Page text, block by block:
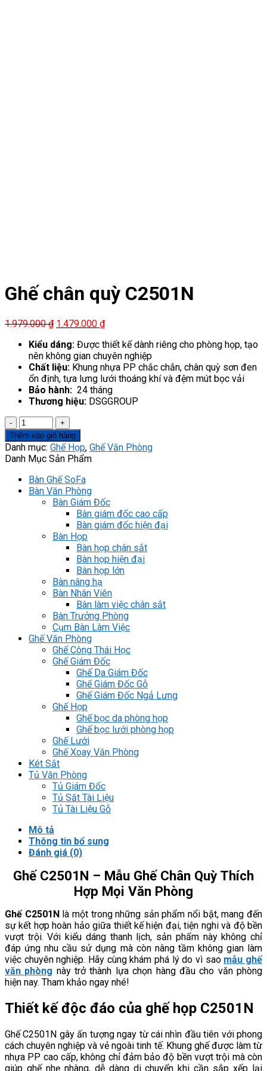
Ghế chân quỳ C2501N
1.979.000₫ Giá
là:
1.979.000 ₫.
1.479.000 ₫Giá
tại
là:
1.479.000 ₫.
Kiểu dáng: Được thiết kế dành riêng cho phòng họp, tạo
nên không gian chuyên nghiệp
Chất liệu: Khung nhựa PP chắc chắn, chân quỳ sơn đen
ổn định, tựa lưng lưới thoáng khí và đệm mút bọc vải
Bảo hành: 24 tháng
Thương hiệu: DSGGROUP
Ghế
chân
quỳ
C2501N
lượng
Thêm vào giỏ hàng
Danh mục: Ghế Họp, Ghế Văn Phòng
Danh Mục Sản Phẩm
Bàn Ghế SoFa
Bàn Văn Phòng
Bàn Giám Đốc
Bàn giám đốc cao cấp
Bàn giám đốc hiện đại​
Bàn Họp
Bàn họp chân sắt
Bàn họp hiện đại
Bàn họp lớn
Bàn nâng hạ
Bàn Nhân Viên
Bàn làm việc chân sắt
Bàn Trưởng Phòng
Cụm Bàn Làm Việc
Ghế Văn Phòng
Ghế Công Thái Học
Ghế Giám Đốc
Ghế Da Giám Đốc
Ghế Giám Đốc Gỗ
Ghế Giám Đốc Ngả Lưng
Ghế Họp
Ghế bọc da phòng họp
Ghế bọc lưới phòng họp
Ghế Lưới
Ghế Xoay Văn Phòng
Két Sắt
Tủ Văn Phòng
Tủ Giám Đốc
Tủ Sắt Tài Liệu
Tủ Tài Liệu Gỗ
Mô tả
Thông tin bổ sung
Đánh giá (0)
Ghế C2501N – Mẫu Ghế Chân Quỳ Thích
Hợp Mọi Văn Phòng
Ghế C2501Nlà một trong những sản phẩm nổi bật, mang đến
sự kết hợp hoàn hảo giữa thiết kế hiện đại, tiện nghi và độ bền
vượt trội. Với kiểu dáng thanh lịch, sản phẩm này không chỉ
đáp ứng nhu cầu sử dụng mà còn nâng tầm không gian làm
việc chuyên nghiệp. Hãy cùng khám phá lý do vì sao mẫu ghế
văn phòng này trở thành lựa chọn hàng đầu cho văn phòng
hiện nay. Tham khảo ngay nhé!
Thiết kế độc đáo của ghế họp C2501N
Ghế C2501N gây ấn tượng ngay từ cái nhìn đầu tiên với phong
cách chuyên nghiệp và vẻ ngoài tinh tế. Khung ghế được làm từ
nhựa PP cao cấp, không chỉ đảm bảo độ bền vượt trội mà còn
giúp ghế nhẹ nhàng, dễ dàng di chuyển khi cần sắp xếp lại